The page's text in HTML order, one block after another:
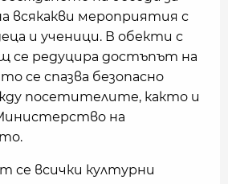
всякакви мероприятия с
и ученици. В обекти с
се редуцира достъпът на
се спазва безопасно
посетителите, както и
на
се всички културни